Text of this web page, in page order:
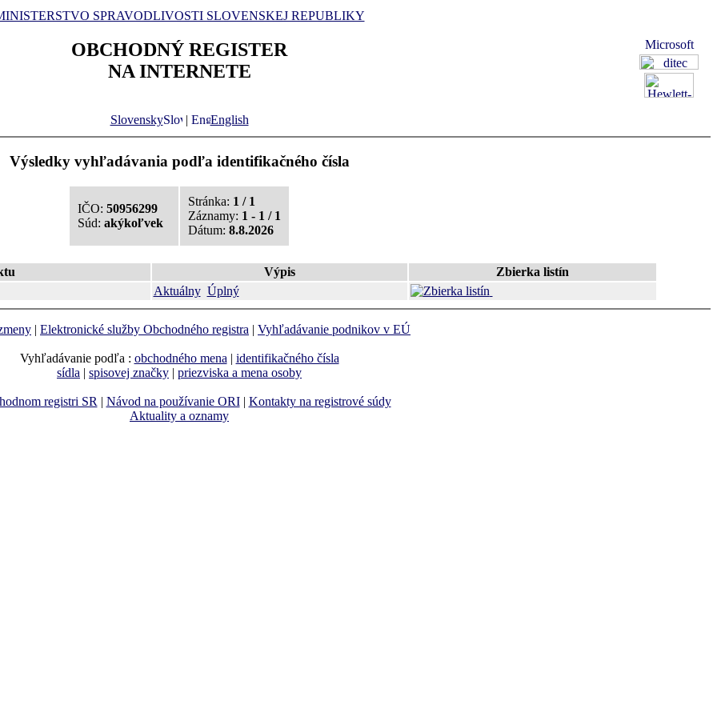
SPRAVODLIVOSTI SLOVENSKEJ REPUBLIKY
OBCHODNÝ REGISTER
NA INTERNETE
Slovensky | English
Výsledky vyhľadávania podľa identifikačného čísla
IČO: 50956299
Súd: akýkoľvek
Stránka: 1 / 1
Záznamy: 1 - 1 / 1
Dátum: 8.8.2026
Výpis
Zbierka listín
Aktuálny Úplný
| Elektronické služby Obchodného registra | Vyhľadávanie podnikov v EÚ
Vyhľadávanie podľa : obchodného mena| identifikačného čísla
sídla | spisovej značky | priezviska a mena osoby
registri SR| Návod na používanie ORI| Kontakty na registrové súdy
Aktuality a oznamy